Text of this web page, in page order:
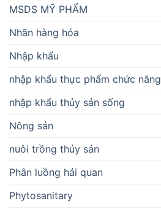
MSDS MỸ PHẨM
Nhãn hàng hóa
Nhập khẩu
nhập khẩu thực phẩm chức năng
nhập khẩu thủy sản sống
Nông sản
nuôi trồng thủy sản
Phân luồng hải quan
Phytosanitary